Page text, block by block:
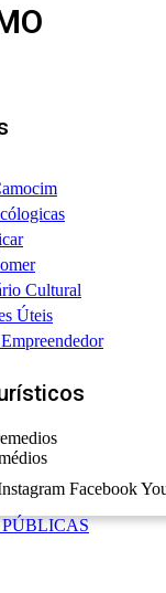
Cultural
Úteis
Facebook